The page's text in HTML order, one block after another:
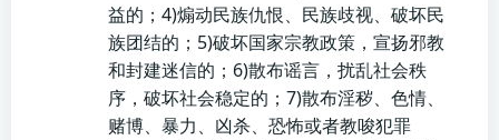
益的；4)煽动民族仇恨、民族歧视、破坏民
族团结的；5)破坏国家宗教政策，宣扬邪教
和封建迷信的；6)散布谣言，扰乱社会秩
序，破坏社会稳定的；7)散布淫秽、色情、
赌博、暴力、凶杀、恐怖或者教唆犯罪